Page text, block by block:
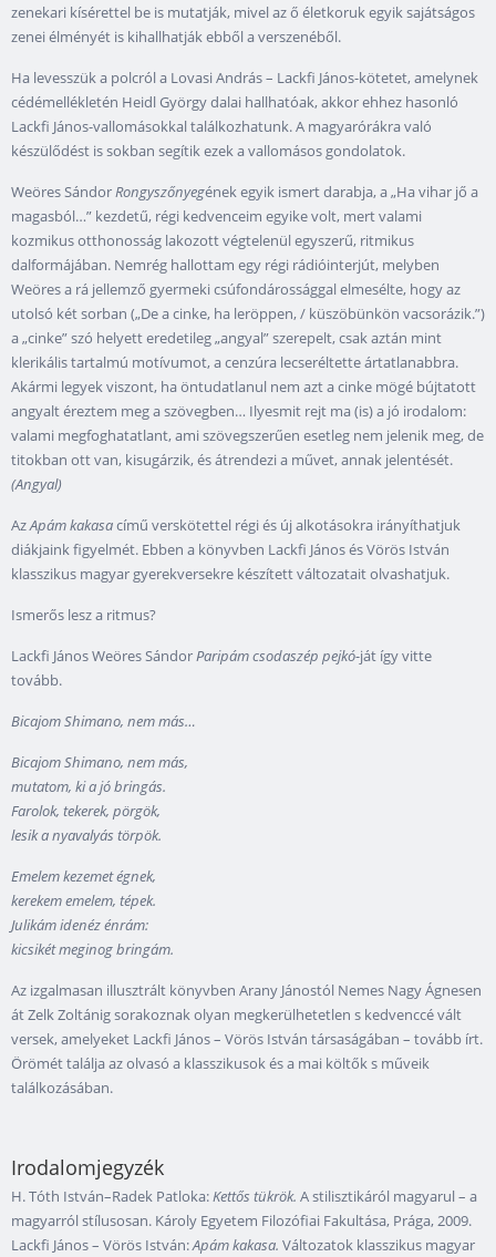
zenekari kísérettel be is mutatják, mivel az ő életkoruk egyik sajátságos
zenei élményét is kihallhatják ebből a verszenéből.
Ha levesszük a polcról a Lovasi András – Lackfi János-kötetet, amelynek
cédémellékletén Heidl György dalai hallhatóak, akkor ehhez hasonló
Lackfi János-vallomásokkal találkozhatunk. A magyarórákra való
készülődést is sokban segítik ezek a vallomásos gondolatok.
Weöres SándorRongyszőnyegének egyik ismert darabja, a „Ha vihar jő a
magasból…” kezdetű, régi kedvenceim egyike volt, mert valami
kozmikus otthonosság lakozott végtelenül egyszerű, ritmikus
dalformájában. Nemrég hallottam egy régi rádióinterjút, melyben
Weöres a rá jellemző gyermeki csúfondárossággal elmesélte, hogy az
utolsó két sorban („De a cinke, ha leröppen, / küszöbünkön vacsorázik.”)
a „cinke” szó helyett eredetileg „angyal” szerepelt, csak aztán mint
klerikális tartalmú motívumot, a cenzúra lecseréltette ártatlanabbra.
Akármi legyek viszont, ha öntudatlanul nem azt a cinke mögé bújtatott
angyalt éreztem meg a szövegben… Ilyesmit rejt ma (is) a jó irodalom:
valami megfoghatatlant, ami szövegszerűen esetleg nem jelenik meg, de
titokban ott van, kisugárzik, és átrendezi a művet, annak jelentését.
(Angyal)
AzApám kakasacímű verskötettel régi és új alkotásokra irányíthatjuk
diákjaink figyelmét. Ebben a könyvben Lackfi János és Vörös István
klasszikus magyar gyerekversekre készített változatait olvashatjuk.
Ismerős lesz a ritmus?
Lackfi János Weöres SándorParipám csodaszép pejkó-ját így vitte
tovább.
Bicajom Shimano, nem más…
Bicajom Shimano, nem más,
mutatom, ki a jó bringás.
Farolok, tekerek, pörgök,
lesik a nyavalyás törpök.
Emelem kezemet égnek,
kerekem emelem, tépek.
Julikám idenéz énrám:
kicsikét meginog bringám.
Az izgalmasan illusztrált könyvben Arany Jánostól Nemes Nagy Ágnesen
át Zelk Zoltánig sorakoznak olyan megkerülhetetlen s kedvenccé vált
versek, amelyeket Lackfi János – Vörös István társaságában – tovább írt.
Örömét találja az olvasó a klasszikusok és a mai költők s műveik
találkozásában.
Irodalomjegyzék
H. Tóth István–Radek Patloka:Kettős tükrök. A stilisztikáról magyarul – a
magyarról stílusosan. Károly Egyetem Filozófiai Fakultása, Prága, 2009.
Lackfi János – Vörös István:Apám kakasa. Változatok klasszikus magyar